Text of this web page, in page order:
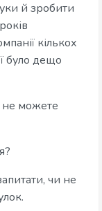
й зробити
кількох
було дещо
можете
чи не